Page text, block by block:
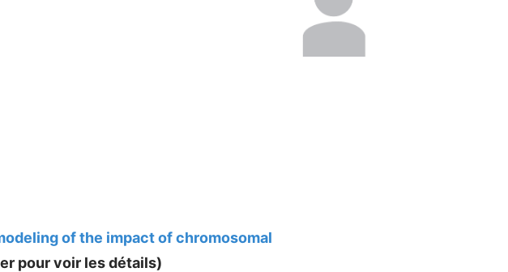
of the impact of chromosomal
pour voir les détails)